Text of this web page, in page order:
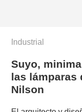
Industrial
Suyo,
las lámparas
Nilson